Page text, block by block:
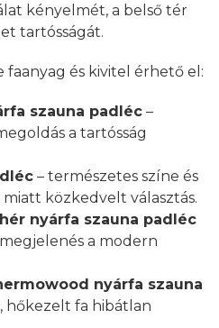
kényelmét, a belső tér
tartósságát.
és kivitel érhető el:
szauna padléc –
a tartósság
– természetes színe és
közkedvelt választás.
nyárfa szauna padléc
a modern
nyárfa szauna
hőkezelt fa hibátlan